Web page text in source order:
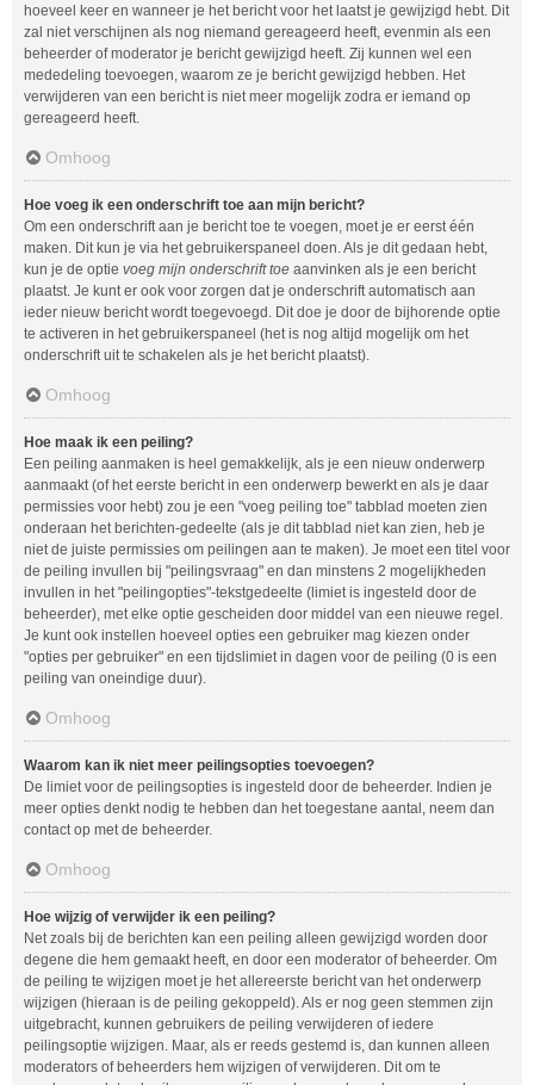
hoeveel keer en wanneer je het bericht voor het laatst je gewijzigd hebt. Dit
zal niet verschijnen als nog niemand gereageerd heeft, evenmin als een
beheerder of moderator je bericht gewijzigd heeft. Zij kunnen wel een
mededeling toevoegen, waarom ze je bericht gewijzigd hebben. Het
verwijderen van een bericht is niet meer mogelijk zodra er iemand op
gereageerd heeft.
Omhoog
Hoe voeg ik een onderschrift toe aan mijn bericht?
Om een onderschrift aan je bericht toe te voegen, moet je er eerst één
maken. Dit kun je via het gebruikerspaneel doen. Als je dit gedaan hebt,
kun je de optie voeg mijn onderschrift toe aanvinken als je een bericht
plaatst. Je kunt er ook voor zorgen dat je onderschrift automatisch aan
ieder nieuw bericht wordt toegevoegd. Dit doe je door de bijhorende optie
te activeren in het gebruikerspaneel (het is nog altijd mogelijk om het
onderschrift uit te schakelen als je het bericht plaatst).
Omhoog
Hoe maak ik een peiling?
Een peiling aanmaken is heel gemakkelijk, als je een nieuw onderwerp
aanmaakt (of het eerste bericht in een onderwerp bewerkt en als je daar
permissies voor hebt) zou je een "voeg peiling toe" tabblad moeten zien
onderaan het berichten-gedeelte (als je dit tabblad niet kan zien, heb je
niet de juiste permissies om peilingen aan te maken). Je moet een titel voor
de peiling invullen bij "peilingsvraag" en dan minstens 2 mogelijkheden
invullen in het "peilingopties"-tekstgedeelte (limiet is ingesteld door de
beheerder), met elke optie gescheiden door middel van een nieuwe regel.
Je kunt ook instellen hoeveel opties een gebruiker mag kiezen onder
"opties per gebruiker" en een tijdslimiet in dagen voor de peiling (0 is een
peiling van oneindige duur).
Omhoog
Waarom kan ik niet meer peilingsopties toevoegen?
De limiet voor de peilingsopties is ingesteld door de beheerder. Indien je
meer opties denkt nodig te hebben dan het toegestane aantal, neem dan
contact op met de beheerder.
Omhoog
Hoe wijzig of verwijder ik een peiling?
Net zoals bij de berichten kan een peiling alleen gewijzigd worden door
degene die hem gemaakt heeft, en door een moderator of beheerder. Om
de peiling te wijzigen moet je het allereerste bericht van het onderwerp
wijzigen (hieraan is de peiling gekoppeld). Als er nog geen stemmen zijn
uitgebracht, kunnen gebruikers de peiling verwijderen of iedere
peilingsoptie wijzigen. Maar, als er reeds gestemd is, dan kunnen alleen
moderators of beheerders hem wijzigen of verwijderen. Dit om te